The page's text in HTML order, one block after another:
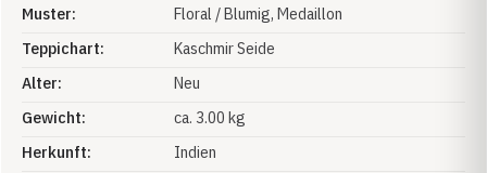
Muster:
Floral / Blumig, Medaillon
Teppichart:
Kaschmir Seide
Alter:
Neu
Gewicht:
ca. 3.00 kg
Herkunft:
Indien